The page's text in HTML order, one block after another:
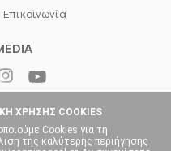
ΧΡΗΣΗΣ COOKIES
Cookies για τη
της καλύτερης περιήγησης
Επικοινωνία
ΒΟΛΕΪ
ΧΑΝΤΜΠΟΛ